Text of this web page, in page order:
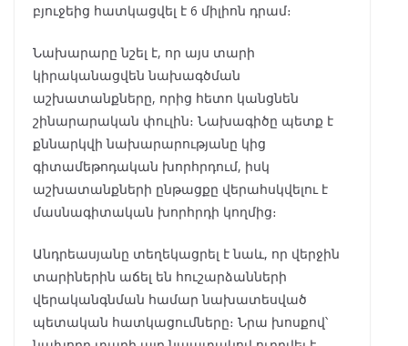
բյուջեից հատկացվել է 6 միլիոն դրամ։
Նախարարը նշել է, որ այս տարի
կիրականացվեն նախագծման
աշխատանքները, որից հետո կանցնեն
շինարարական փուլին։ Նախագիծը պետք է
քննարկվի նախարարությանը կից
գիտամեթոդական խորհրդում, իսկ
աշխատանքների ընթացքը վերահսկվելու է
մասնագիտական խորհրդի կողմից։
Անդրեասյանը տեղեկացրել է նաև, որ վերջին
տարիներին աճել են հուշարձանների
վերականգնման համար նախատեսված
պետական հատկացումները։ Նրա խոսքով՝